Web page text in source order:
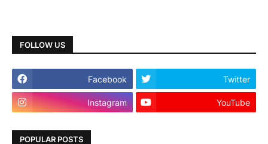
FOLLOW US
Facebook Twitter
Instagram YouTube
POPULAR POSTS